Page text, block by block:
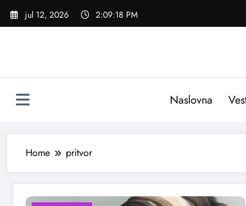
Skoči
jul 12, 2026 2:09:19 PM
Naslovna
Home pritvor